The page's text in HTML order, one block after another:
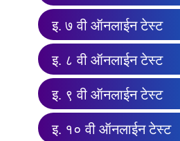
इ. ७ वी ऑनलाईन टेस्ट
इ. ८ वी ऑनलाईन टेस्ट
इ. ९ वी ऑनलाईन टेस्ट
इ. १० वी ऑनलाईन टेस्ट